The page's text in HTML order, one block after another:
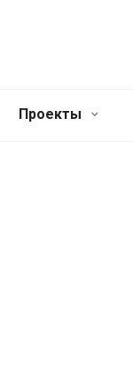
Проекты